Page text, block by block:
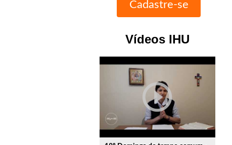
Vídeos IHU
play_circle_outline